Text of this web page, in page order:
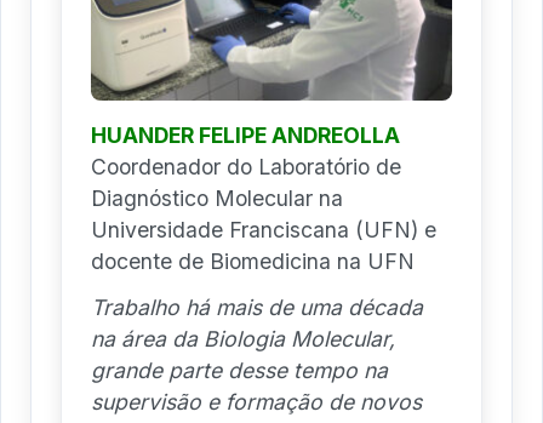
HUANDER FELIPE ANDREOLLA
Coordenador do Laboratório de
Diagnóstico Molecular na
Universidade Franciscana (UFN) e
docente de Biomedicina na UFN
Trabalho há mais de uma década
na área da Biologia Molecular,
grande parte desse tempo na
supervisão e formação de novos